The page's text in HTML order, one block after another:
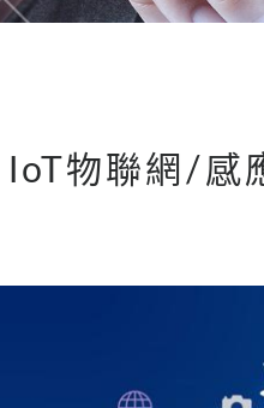
IoT物聯網/感